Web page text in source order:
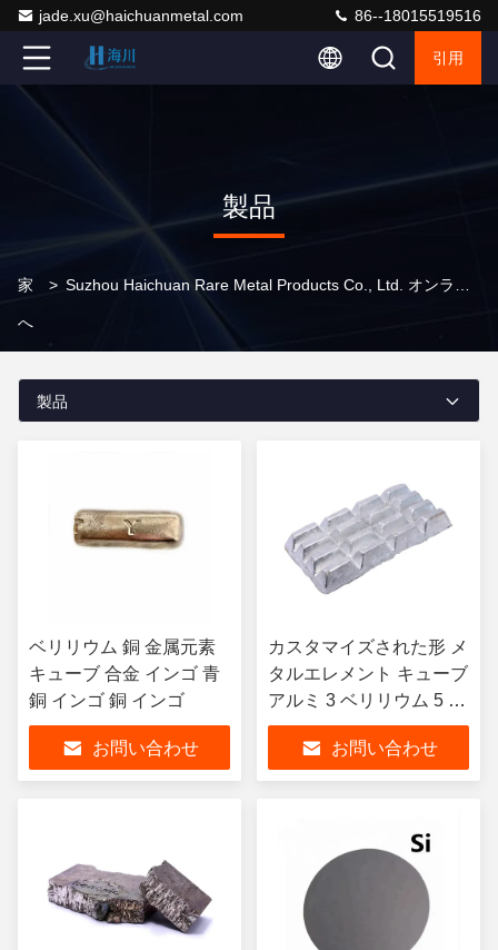
jade.xu@haichuanmetal.com 86--18015519516
引用
製品
家
へ
>
製品
ベリリウム 銅 金属元素
キューブ 合金 インゴ 青
銅 インゴ 銅 インゴ
お問い合わせ
カスタマイズされた形 メ
タルエレメント キューブ
アルミ 3 ベリリウム 5 イ
ンゴット アルミマスター
合金
お問い合わせ